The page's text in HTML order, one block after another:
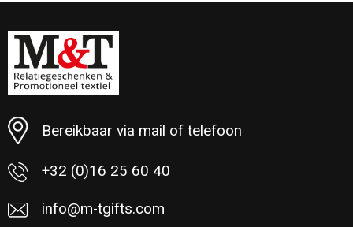
Minimale afname: 80
Bereikbaar via mail of telefoon
+32 (0)16 25 60 40
info@m-tgifts.com